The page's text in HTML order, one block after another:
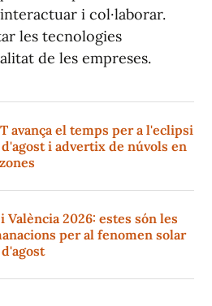
i col·laborar.
les tecnologies
de les empreses.
avança el temps per a l'eclipsi
d'agost i advertix de núvols en
València 2026: estes són les
per al fenomen solar